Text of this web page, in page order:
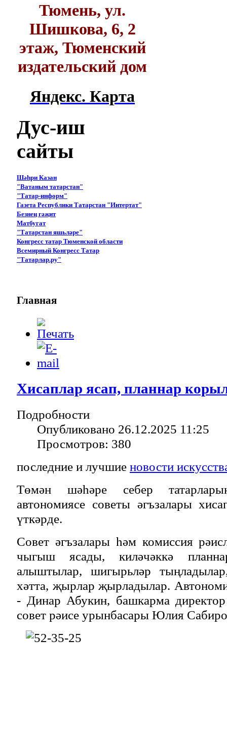
Тюмень, ул.
Шишкова, 6, 2
этаж, Тюменский
издательский дом
Яндекс. Карта
Дус-иш
сайты
Шәһри Казан
"Ватаным татарстан"
"Татар-информ"
Газета Республики Татарстан "Интертат"
Безнең гәҗит
Матбугат
"Татарстан яшьләре"
Конгресс татар Тюменской области
Всемирный Конгресс Татар
"Татарлар.ру"
Главная
Хисаплар ясап, планнар
Подробности
Опубликовано 26.12.2025 11:25
Просмотров: 380
последние и лучшие новости
Төмән шәһәре себер
автономиясе советы әгъзалары
үткәрде.
Совет әгъзалары һәм комиссия
чыгыш ясады, киләчәккә
алыштылар, шигырьләр
хәтта, җырлар җырладылар.
- Динар Абукин, башкарма
совет рәисе урынбасары Юлия